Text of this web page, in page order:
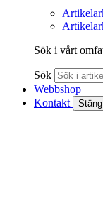
Sök i vårt
Sök
Webbshop
Kontakt